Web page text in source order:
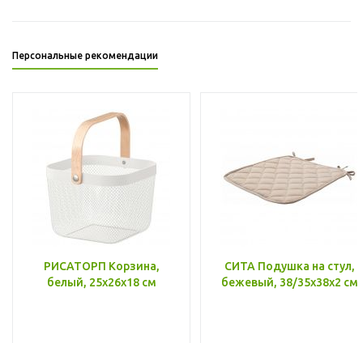
Персональные рекомендации
РИСАТОРП Корзина,
белый, 25x26x18 см
СИТА Подушка на стул,
бежевый, 38/35x38x2 см